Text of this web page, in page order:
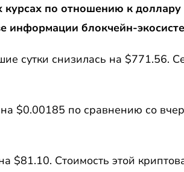
по отношению к доллару
информации блокчейн-
сутки снизилась на $771.56.
$0.00185 по сравнению со
$81.10. Стоимость этой